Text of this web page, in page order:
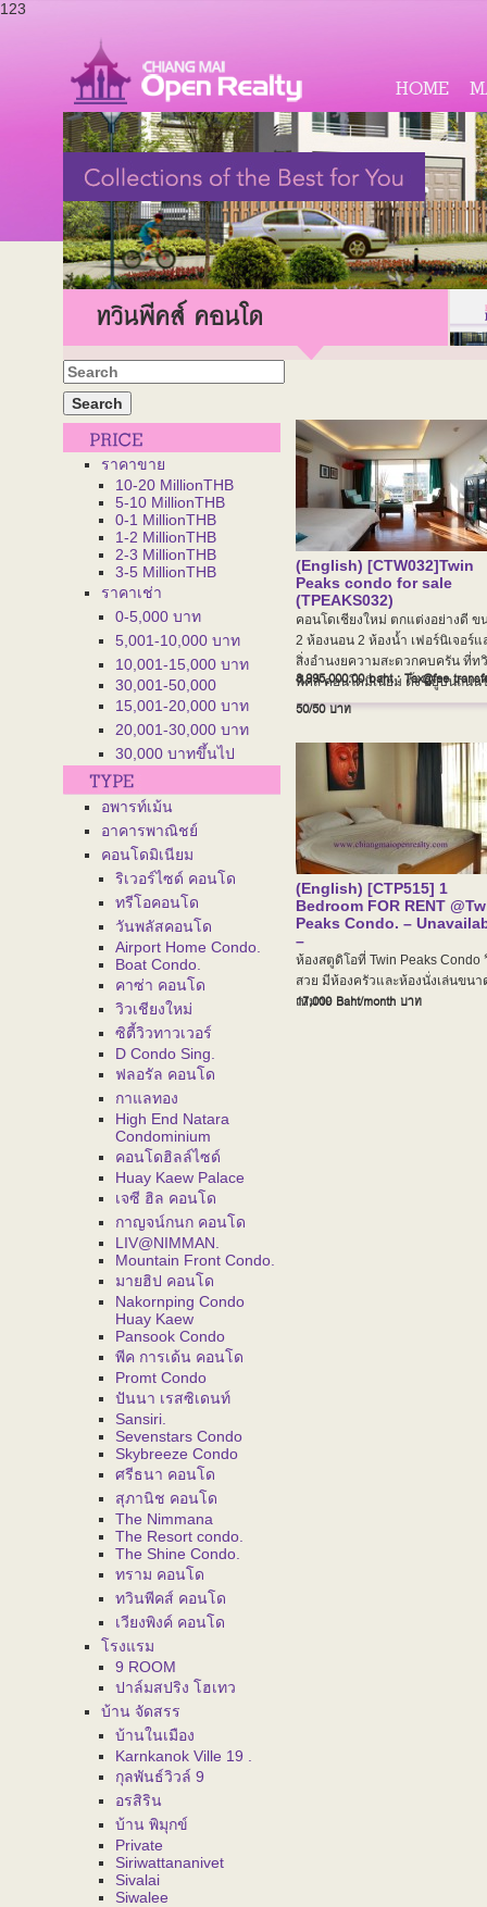
123
HOME
ทวินพีคส์ คอนโด
ราคาขาย
10-20 MillionTHB
5-10 MillionTHB
0-1 MillionTHB
1-2 MillionTHB
2-3 MillionTHB
3-5 MillionTHB
ราคาเช่า
0-5,000 บาท
5,001-10,000 บาท
10,001-15,000 บาท
30,001-50,000
15,001-20,000 บาท
20,001-30,000 บาท
30,000 บาทขึ้นไป
อพารท์เม้น
อาคารพาณิชย์
คอนโดมิเนียม
ริเวอร์ไซด์ คอนโด
ทรีโอคอนโด
วันพลัสคอนโด
Airport Home Condo.
Boat Condo.
คาซ่า คอนโด
วิวเชียงใหม่
ซิตี้วิวทาวเวอร์
D Condo Sing.
ฟลอรัล คอนโด
กาแลทอง
High End Natara
Condominium
คอนโดฮิลล์ไซด์
Huay Kaew Palace
เจซี ฮิล คอนโด
กาญจน์กนก คอนโด
LIV@NIMMAN.
Mountain Front Condo.
มายฮิป คอนโด
Nakornping Condo
Huay Kaew
Pansook Condo
พีค การเด้น คอนโด
Promt Condo
ปันนา เรสซิเดนท์
Sansiri.
Sevenstars Condo
Skybreeze Condo
ศรีธนา คอนโด
สุภานิช คอนโด
The Nimmana
The Resort condo.
The Shine Condo.
ทราม คอนโด
ทวินพีคส์ คอนโด
เวียงพิงค์ คอนโด
โรงแรม
9 ROOM
ปาล์มสปริง โฮเทว
บ้าน จัดสรร
บ้านในเมือง
Karnkanok Ville 19 .
กุลพันธ์วิวล์ 9
อรสิริน
บ้าน พิมุกข์
Private
Siriwattananivet
Sivalai
Siwalee
(English) [CTW032]Twin
Peaks condo for sale
(TPEAKS032)
คอนโดเชียงใหม่ ตกแต่งอย่างดี ข
2 ห้องนอน 2 ห้องน้ำ เฟอร์นิเจอร์แ
สิ่งอำนงยความสะดวกคบครัน ที่ท
พีคส์ คอนโดมิเนียม ตั้ง อยู่บนถนน
คลาน
8,995,000.00 baht : Tax@fee
50/50บาท
(English) [CTP515] 1
Bedroom FOR RENT
Peaks Condo. –
–
ห้องสตูดิโอที่ Twin Peaks Condo
สวย มีห้องครัวและห้องนั่งเล่นขน
เหมาะ
17,000 Baht/month บาท